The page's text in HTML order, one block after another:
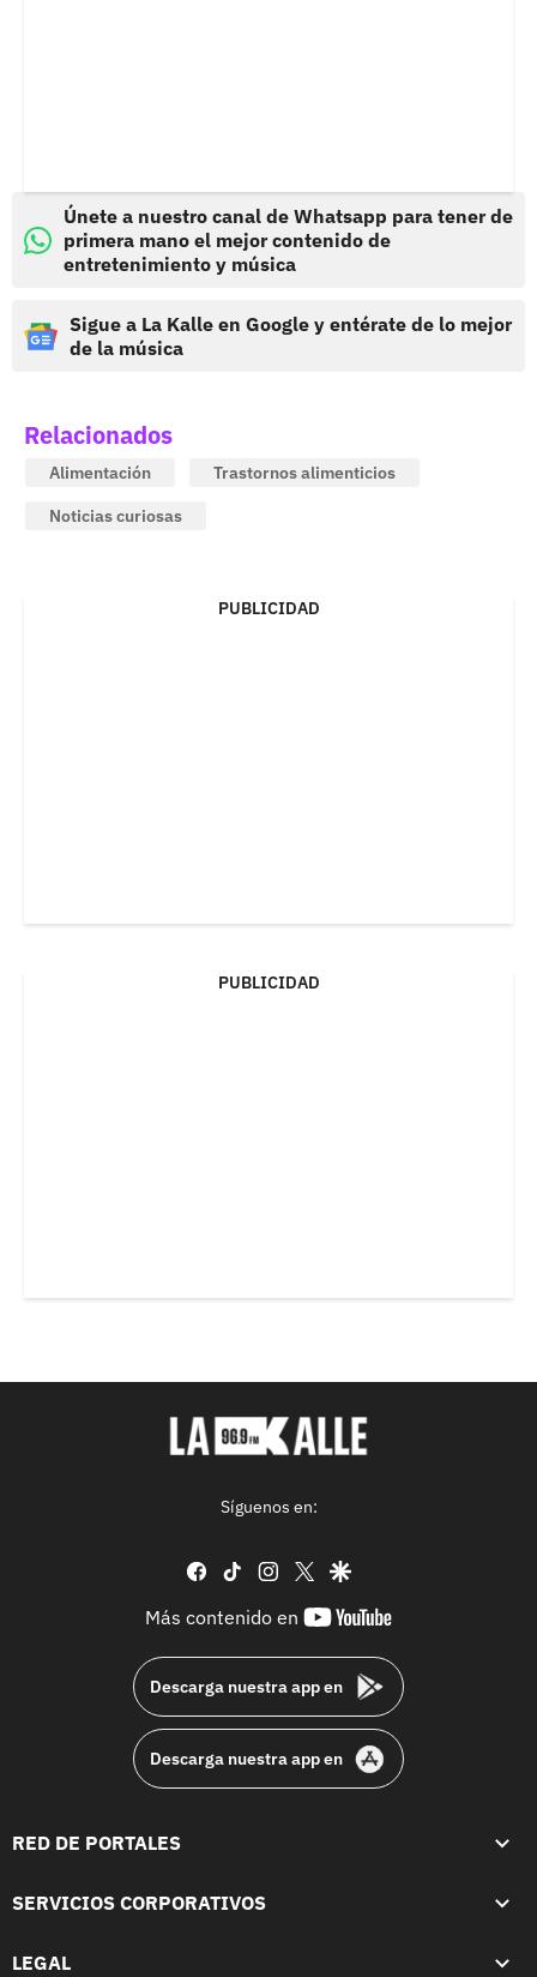
Únete a nuestro canal de Whatsapp para tener de
primera mano el mejor contenido de
entretenimiento y música
Sigue a La Kalle en Google y entérate de lo mejor
de la música
Relacionados
Alimentación
Trastornos alimenticios
Noticias curiosas
PUBLICIDAD
PUBLICIDAD
Síguenos en:
facebook
tiktok instagram
twittergoogle
Más contenido en
youtube-
Descarga nuestra app en
Descarga nuestra app en
RED DE PORTALES
SERVICIOS CORPORATIVOS
LEGAL